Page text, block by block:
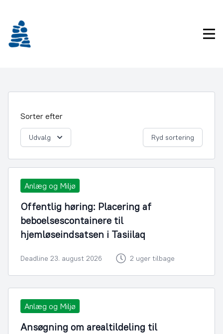
indhold
Sorter efter
Udvalg Ryd sortering
Anlæg og Miljø
Offentlig høring: Placering af
beboelsescontainere til
hjemløseindsatsen i Tasiilaq
Deadline 23. august 2026 2 uger tilbage
Anlæg og Miljø
Ansøgning om arealtildeling til